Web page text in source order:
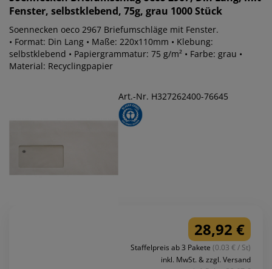
Fenster, selbstklebend, 75g, grau 1000 Stück
Soennecken oeco 2967 Briefumschläge mit Fenster.
• Format: Din Lang • Maße: 220x110mm • Klebung:
selbstklebend • Papiergrammatur: 75 g/m² • Farbe: grau •
Material: Recyclingpapier
Art.-Nr. H327262400-76645
28,92 €
Staffelpreis ab 3 Pakete (0.03 € / St)
inkl. MwSt. & zzgl. Versand